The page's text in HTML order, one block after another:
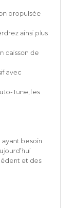
propulsée
ainsi plus
caisson de
avec
Tune, les
ayant besoin
et des